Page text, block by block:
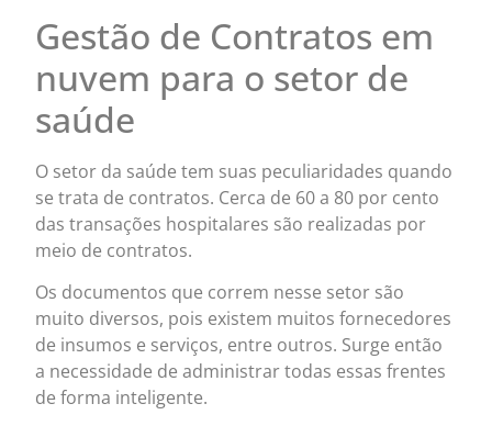
Gestão de Contratos em
nuvem para o setor de
saúde
O setor da saúde tem suas peculiaridades quando
se trata de contratos. Cerca de 60 a 80 por cento
das transações hospitalares são realizadas por
meio de contratos.
Os documentos que correm nesse setor são
muito diversos, pois existem muitos fornecedores
de insumos e serviços, entre outros. Surge então
a necessidade de administrar todas essas frentes
de forma inteligente.